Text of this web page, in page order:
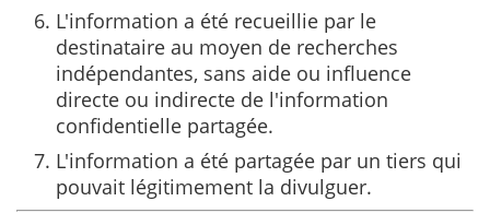
L'information a été recueillie par le
destinataire au moyen de recherches
indépendantes, sans aide ou influence
directe ou indirecte de l'information
confidentielle partagée.
L'information a été partagée par un tiers qui
pouvait légitimement la divulguer.